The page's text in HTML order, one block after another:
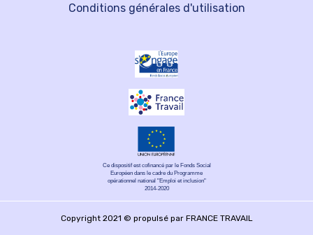
Conditions générales d'utilisation
Ce dispositif est cofinancé par le Fonds Social
Européen dans le cadre du Programme
opérationnel national "Emploi et inclusion"
2014-2020
Copyright 2021 © propulsé par FRANCE TRAVAIL